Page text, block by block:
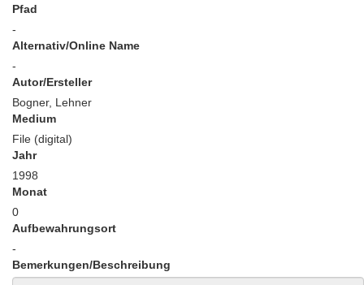
Pfad
-
Alternativ/Online Name
-
Autor/Ersteller
Bogner, Lehner
Medium
File (digital)
Jahr
1998
Monat
0
Aufbewahrungsort
-
Bemerkungen/Beschreibung